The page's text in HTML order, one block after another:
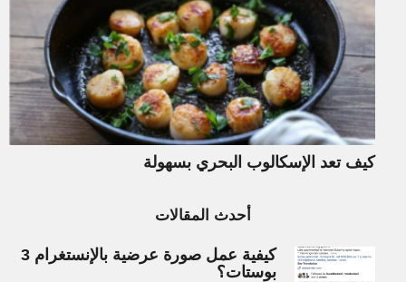
كيف تعد الإسكالوب البحري بسهولة
أحدث المقالات
كيفية عمل صورة عرضية بالإنستغرام 3
بوستات؟